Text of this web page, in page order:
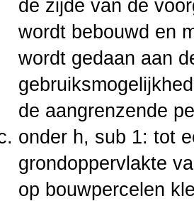
de zijde van de
wordt bebouwd en
wordt gedaan aan
de aangrenzende
onder h, sub 1: tot
grondoppervlakte
op bouwpercelen